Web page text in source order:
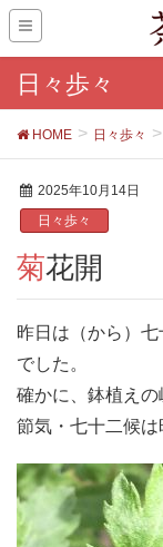
日々歩々
HOME 日々歩々
2025年10月14日
日々歩々
菊花開
昨日は（から）七
でした。
確かに、鉢植え
節気・七十二候は